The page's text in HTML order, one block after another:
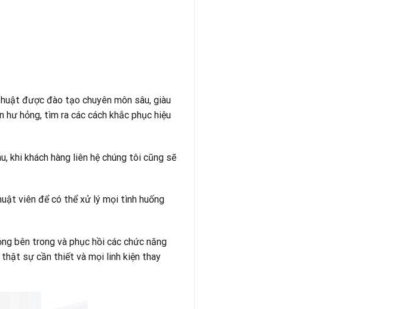
được đào tạo chuyên môn sâu, giàu
hư hỏng, tìm ra các cách khắc phục hiệu
khi khách hàng liên hệ chúng tôi cũng sẽ
viên để có thể xử lý mọi tình huống
bên trong và phục hồi các chức năng
sự cần thiết và mọi linh kiện thay